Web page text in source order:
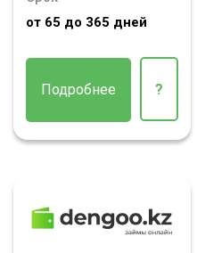
от 65 до 365 дней
Подробнее ?